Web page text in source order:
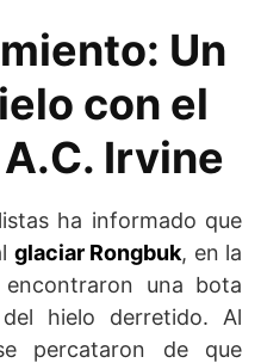
Un
con el
Irvine
ha informado que
glaciar Rongbuk, en la
una bota
hielo derretido. Al
percataron de que